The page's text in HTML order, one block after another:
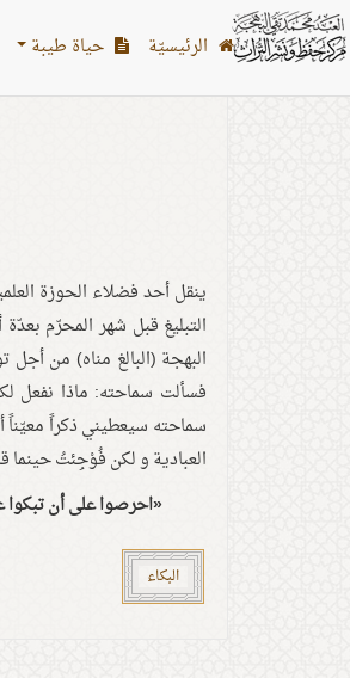
الرئیسیّة حياة طيبة
ينقل أحد فضلاء الحوزة
التبليغ قبل شهر المحرّم
البهجة (البالغ مناه) من
فسألت سماحته: ماذا نفعل
سماحته سيعطيني ذكراً معيّناً
العبادية و لكن فُوْجِئتُ حينما
«احرصوا على أن
البكاء